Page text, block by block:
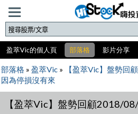
盈萃Vic的個人頁 部落格 影片分享
部落格 » 盈萃Vic »
【盈萃Vic】盤勢回
因為停損沒有來
【盈萃Vic】盤勢回顧2018/